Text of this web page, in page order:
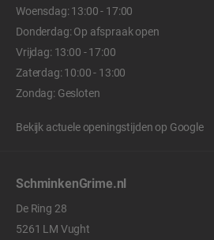
Woensdag: 13:00 - 17:00
Donderdag: Op afspraak open
Vrijdag: 13:00 - 17:00
Zaterdag: 10:00 - 13:00
Zondag: Gesloten
Bekijk actuele openingstijden op Google
SchminkenGrime.nl
De Ring 28
5261 LM Vught